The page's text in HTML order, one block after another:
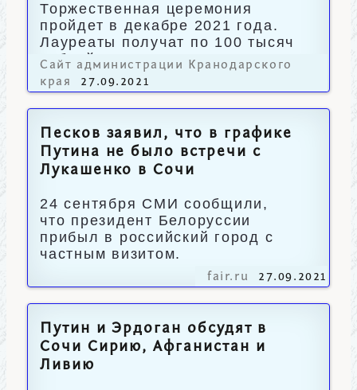
Торжественная церемония
пройдет в декабре 2021 года.
Лауреаты получат по 100 тысяч
рублей.
Сайт администрации Кранодарского
края
27.09.2021
Песков заявил, что в графике
Путина не было встречи с
Лукашенко в Сочи
24 сентября СМИ сообщили,
что президент Белоруссии
прибыл в российский город с
частным визитом.
fair.ru 27.09.2021
Путин и Эрдоган обсудят в
Сочи Сирию, Афганистан и
Ливию